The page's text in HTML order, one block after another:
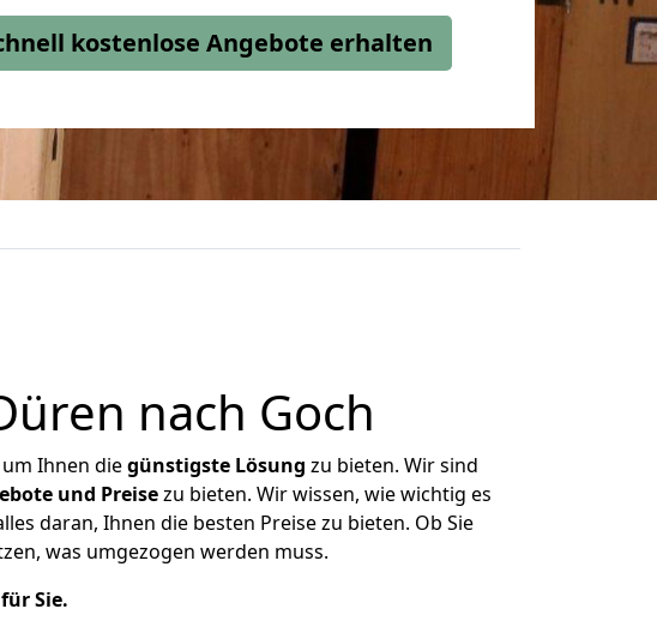
kostenlose Angebote erhalten
nach Goch
Ihnen diegünstigste Lösung zu bieten. Wir sind
und Preisezu bieten. Wir wissen, wie wichtig es
daran, Ihnen die besten Preise zu bieten. Ob Sie
was umgezogen werden muss.
Sie.